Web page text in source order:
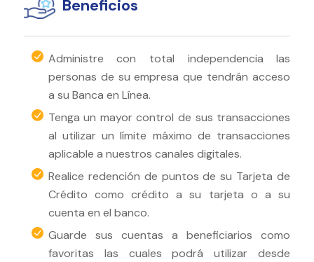
Beneficios
Administre con total independencia las
personas de su empresa que tendrán acceso
a su Banca en Línea.
Tenga un mayor control de sus transacciones
al utilizar un límite máximo de transacciones
aplicable a nuestros canales digitales.
Realice redención de puntos de su Tarjeta de
Crédito como crédito a su tarjeta o a su
cuenta en el banco.
Guarde sus cuentas a beneficiarios como
favoritas las cuales podrá utilizar desde